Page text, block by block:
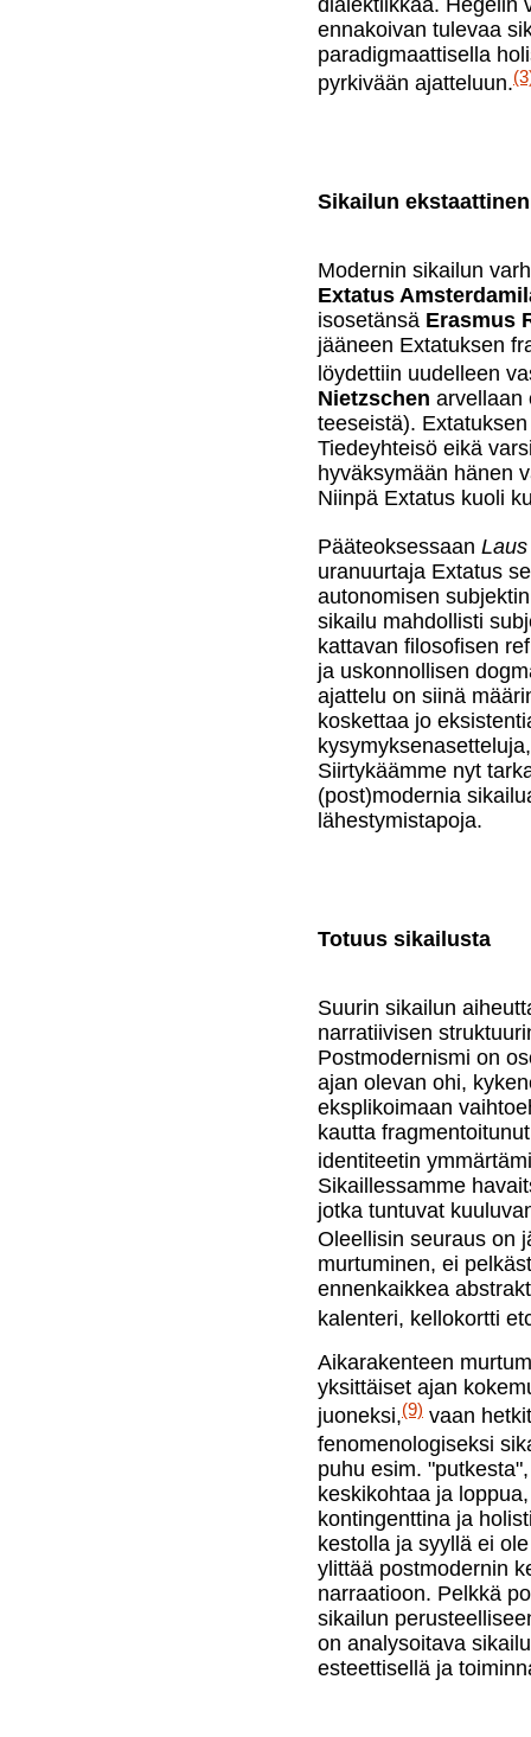
ennakoivan tulevaa
paradigmaattisella
pyrkivään ajatteluun.
Sikailun
Modernin sikailun
Extatus
isosetänsä Erasmus
jääneen Extatuksen
löydettiin uudelleen
Nietzschen arvellaan
teeseistä).
Tiedeyhteisö eikä
hyväksymään hänen
Niinpä Extatus kuoli
Pääteoksessaan
uranuurtaja Extatus
autonomisen
sikailu mahdollisti
kattavan filosofisen
ja uskonnollisen
ajattelu on siinä
koskettaa jo
Siirtykäämme nyt
(post)modernia
lähestymistapoja.
Totuus sikailusta
Suurin sikailun
narratiivisen
Postmodernismi on
ajan olevan ohi,
eksplikoimaan
kautta
identiteetin
Sikaillessamme
jotka tuntuvat
Oleellisin seuraus on
murtuminen, ei
ennenkaikkea
kalenteri, kellokortti
Aikarakenteen
yksittäiset ajan
juoneksi,(9) vaan
fenomenologiseksi
puhu esim.
keskikohtaa ja
kontingenttina ja
kestolla ja syyllä ei
ylittää postmodernin
narraatioon. Pelkkä
sikailun
on analysoitava
esteettisellä ja